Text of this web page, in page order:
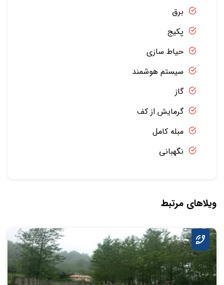
برق
پکیج
حیاط سازی
سیستم هوشمند
گاز
گرمایش از کف
مبله کامل
نگهبانی
ویلاهای مرتبط